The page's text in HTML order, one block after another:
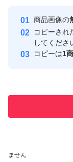
安心取引出品者
取引実績
ません
商品画像の
コピーされ
してくださ
コピーは1